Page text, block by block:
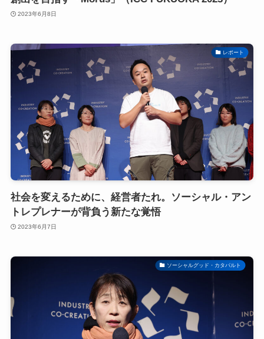
2023年6月8日
レポート
社会を変えるために、経営者たれ。ソーシャル・アン
トレプレナーが背負う新たな覚悟
2023年6月7日
ソーシャルグッド・カタパルト